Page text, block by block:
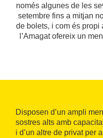
només algunes de les
setembre fins a mitjan
de bolets, i com és propi
l’Amagat ofereix un
Disposen d’un ampli
sostres alts amb
i d’un altre de privat per